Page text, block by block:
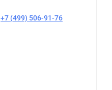
+7 (499) 506-91-76